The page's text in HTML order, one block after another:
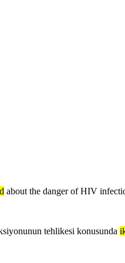
about the danger of HIV
tehlikesi konusunda